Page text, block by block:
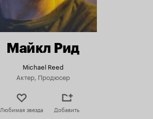
Майкл Рид
Michael Reed
Актер, Продюсер
Любимая звезда Добавить